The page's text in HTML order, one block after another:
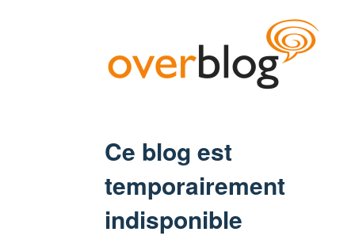
Ce blog est
temporairement
indisponible